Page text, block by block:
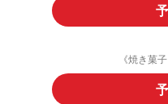
《焼き菓